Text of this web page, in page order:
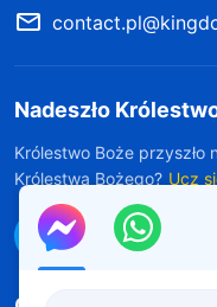
Nadeszło
Królestwo Boże
Królestwa Bożego? Ucz
Połącz się z nami